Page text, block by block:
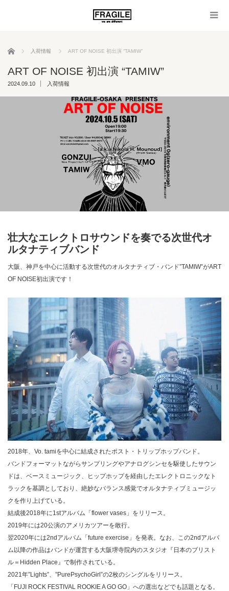
ホーム 入荷情報 ART OF NOISE 初出演 “TAMIW”
ART OF NOISE 初出演 “TAMIW”
2024.09.10 入荷情報
壮大なエレクトロサウンドを奏でる次世代オ
ルタナティブバンド
大阪、神戸を中心に活動する次世代のオルタナティブ・バンド”TAMIW”がART
OF NOISE初出演です！
2018年、Vo. tamiを中心に結成されたポスト・トリップホップバンド。
バンドフォーマットながらサンプリングやアナログシンセを駆使したサウン
ドは、ベースミュージック、ヒップホップを経由したエレクトロニックなト
ラックを基調としており、絶妙なバランス感覚でオルタナティブミュージッ
クを作り上げている。
結成後2018年に1stアルバム「flower vases」をリリース。
2019年には20公演のアメリカツアーを敢行。
翌2020年には2ndアルバム「future exercise」を発表。なお、この2ndアルバ
ム以降の作品はバンドが運営する大阪堺寺院内のスタジオ『日本のブリスト
ル＝Hidden Place』で制作されている。
2021年”Lights”、”PurePsychoGirl”の2枚のシングルをリリース。
「FUJI ROCK FESTIVAL ROOKIE A GO GO」への選出などでも話題となる。